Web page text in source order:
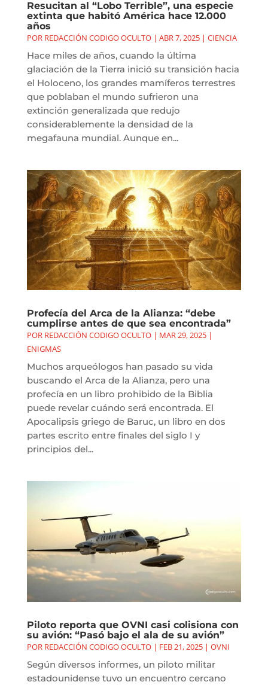
Resucitan al “Lobo Terrible”, una especie
extinta que habitó América hace 12.000
años
POR REDACCIÓN CODIGO OCULTO| ABR 7, 2025| CIENCIA
Hace miles de años, cuando la última
glaciación de la Tierra inició su transición hacia
el Holoceno, los grandes mamíferos terrestres
que poblaban el mundo sufrieron una
extinción generalizada que redujo
considerablemente la densidad de la
megafauna mundial. Aunque en...
Profecía del Arca de la Alianza: “debe
cumplirse antes de que sea encontrada”
POR REDACCIÓN CODIGO OCULTO| MAR 29, 2025|
ENIGMAS
Muchos arqueólogos han pasado su vida
buscando el Arca de la Alianza, pero una
profecía en un libro prohibido de la Biblia
puede revelar cuándo será encontrada. El
Apocalipsis griego de Baruc, un libro en dos
partes escrito entre finales del siglo I y
principios del...
Piloto reporta que OVNI casi colisiona con
su avión: “Pasó bajo el ala de su avión”
POR REDACCIÓN CODIGO OCULTO| FEB 21, 2025| OVNI
Según diversos informes, un piloto militar
estadounidense tuvo un encuentro cercano